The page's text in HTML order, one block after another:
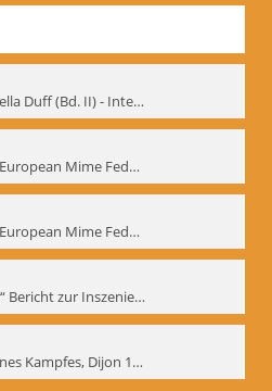
Interview mit Stella Duff (Bd. II) - Interne Signatur: BM-vid-58
2. Kongress der European Mime Federation: „Rekonstruktion/Innovation“, Berlin Mai 1993 - Interne Signatur: BM-vid-59
2. Kongress der European Mime Federation: „Rekonstruktion/Innovation“, Berlin Mai 1993. Dokumentation der Konferenzaktivitäten - Interne Signatur: BM-vid-70
3-sat „Kulturzeit“ Bericht zur Inszenierung „Mann ist Mann“ von Thomas Ostermeier und Gennadij Bogdanow - Interne Signatur: BM-vid-80
Beschreibung eines Kampfes, Dijon 1998. nach Kafka - Interne Signatur: BM-vid-81